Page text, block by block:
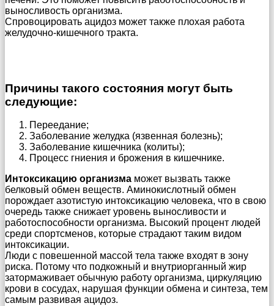
выносливость организма.
Спровоцировать ацидоз может также плохая работа
желудочно-кишечного тракта.
Причины такого состояния могут быть
следующие:
Переедание;
Заболевание желудка (язвенная болезнь);
Заболевание кишечника (колиты);
Процесс гниения и брожения в кишечнике.
Интоксикацию организма может вызвать также
белковый обмен веществ. Аминокислотный обмен
порождает азотистую интоксикацию человека, что в свою
очередь также снижает уровень выносливости и
работоспособности организма. Высокий процент людей
среди спортсменов, которые страдают таким видом
интоксикации.
Люди с повешенной массой тела также входят в зону
риска. Потому что подкожный и внутриорганный жир
затормаживает обычную работу организма, циркуляцию
крови в сосудах, нарушая функции обмена и синтеза, тем
самым развивая ацидоз.